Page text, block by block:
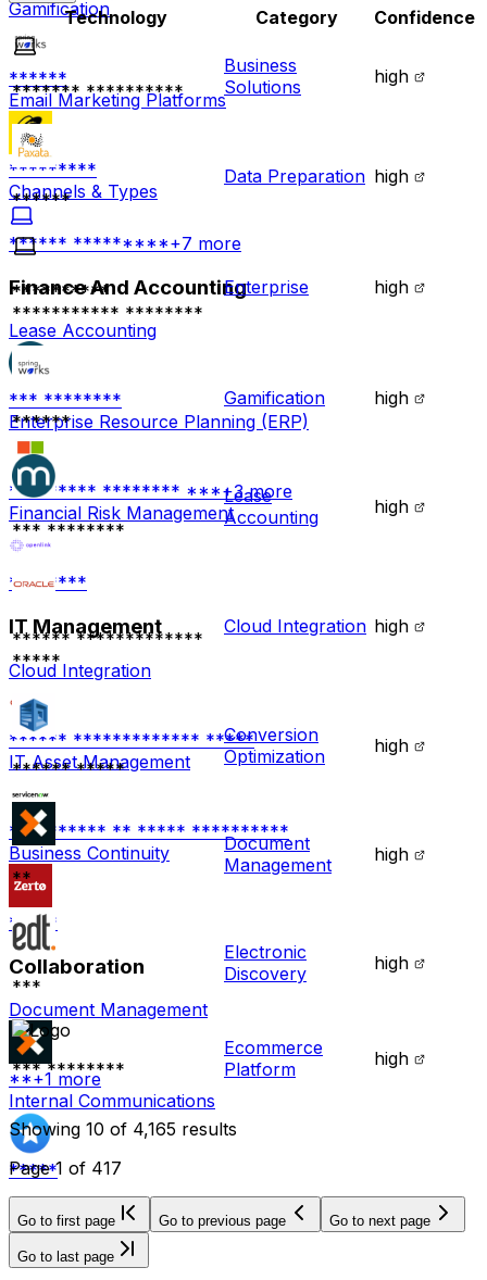
Gamification
******
Email Marketing Platforms
*********
Channels & Types
****** *********+7 more
Finance And Accounting
Lease Accounting
*** ********
Enterprise Resource Planning (ERP)
********* ******** ***+3more
Financial Risk Management
********
IT Management
Cloud Integration
****** ************* *****
IT Asset Management
********** ** ***** **********
Business Continuity
*****
Collaboration
Document Management
**+1 more
Internal Communications
*****
Technology
Category Confidence
******* **********
Business
Solutions
high
******
Data Preparation high
**********
*********** ********
Enterprise high
******
Gamification high
*** ********
Lease
Accounting
high
****** *************
*****
Cloud Integration high
****** *****
Conversion
Optimization
high
**
Document
Management
high
***
Electronic
Discovery
high
*** ********
Ecommerce
Platform
high
Showing 10 of 4,165 results
Page1 of 417
Go to first page Go to previous page Go to next page
Go to last page